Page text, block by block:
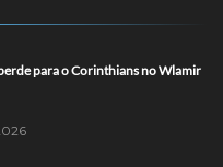
para o Corinthians no Wlamir